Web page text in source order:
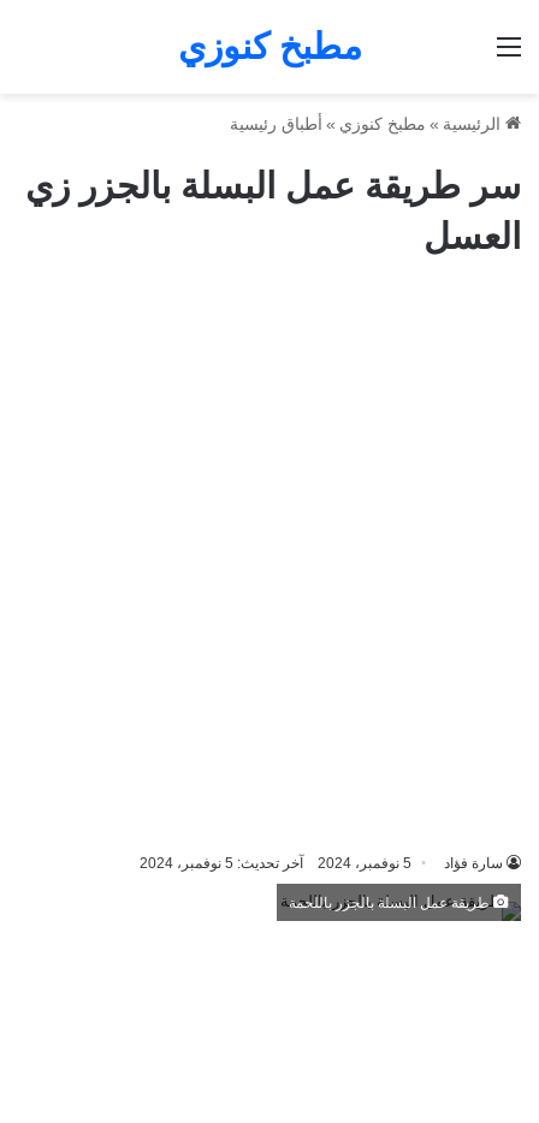
مطبخ كنوزي
الرئيسية » مطبخ كنوزي » أطباق رئيسية
سر طريقة عمل البسلة بالجزر زي
العسل
سارة فؤاد 5 نوفمبر، 2024 آخر تحديث: 5 نوفمبر، 2024
طريقة عمل البسلة بالجزر باللحمة